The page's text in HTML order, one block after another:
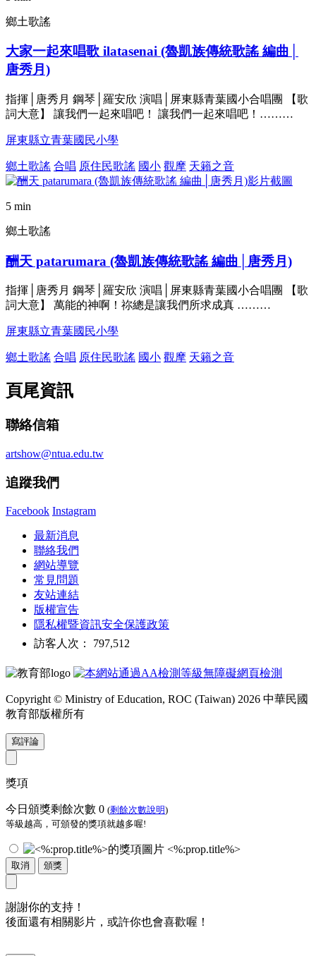
鄉土歌謠
大家一起來唱歌 ilatasenai (魯凱族傳統歌謠 編曲│
唐秀月)
指揮│唐秀月 鋼琴│羅安欣 演唱│屏東縣青葉國小合唱團 【歌
詞大意】 讓我們一起來唱吧！ 讓我們一起來唱吧！………
屏東縣立青葉國民小學
鄉土歌謠 合唱 原住民歌謠 國小 觀摩 天籟之音
5 min
鄉土歌謠
酬天 patarumara (魯凱族傳統歌謠 編曲│唐秀月)
指揮│唐秀月 鋼琴│羅安欣 演唱│屏東縣青葉國小合唱團 【歌
詞大意】 萬能的神啊！祢總是讓我們所求成真 ………
屏東縣立青葉國民小學
鄉土歌謠 合唱 原住民歌謠 國小 觀摩 天籟之音
頁尾資訊
聯絡信箱
artshow@ntua.edu.tw
追蹤我們
Facebook Instagram
最新消息
聯絡我們
網站導覽
常見問題
友站連結
版權宣告
隱私權暨資訊安全保護政策
訪客人次： 797,512
Copyright © Ministry of Education, ROC (Taiwan) 2026 中華民國
教育部版權所有
寫評論
獎項
今日頒獎剩餘次數 0 (剩餘次數說明)
等級越高，可頒發的獎項就越多喔!
<%:prop.title%>
取消 頒獎
謝謝你的支持！
後面還有相關影片，或許你也會喜歡喔！